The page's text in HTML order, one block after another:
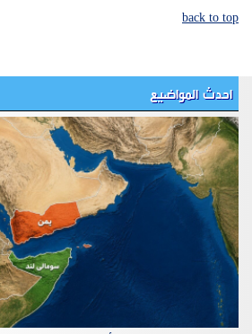
back to top
احدث المواضيع